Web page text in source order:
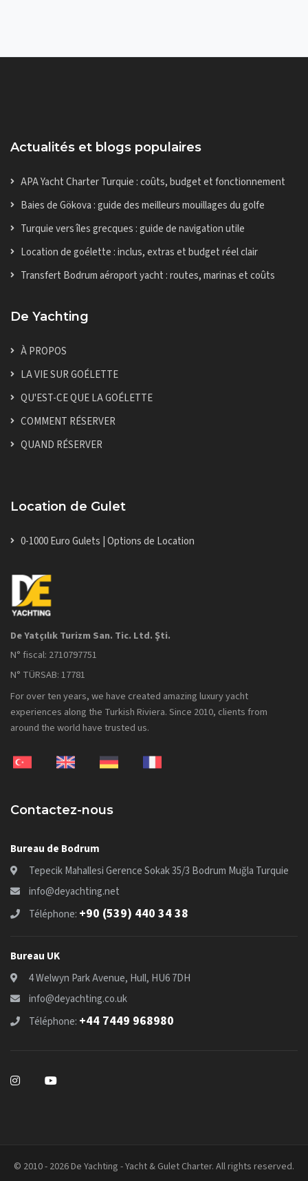
Actualités et blogs populaires
APA Yacht Charter Turquie : coûts, budget et fonctionnement
Baies de Gökova : guide des meilleurs mouillages du golfe
Turquie vers îles grecques : guide de navigation utile
Location de goélette : inclus, extras et budget réel clair
Transfert Bodrum aéroport yacht : routes, marinas et coûts
De Yachting
À PROPOS
LA VIE SUR GOÉLETTE
QU'EST-CE QUE LA GOÉLETTE
COMMENT RÉSERVER
QUAND RÉSERVER
Location de Gulet
0-1000 Euro Gulets | Options de Location
De Yatçılık Turizm San. Tic. Ltd. Şti.
N° fiscal: 2710797751
N° TÜRSAB: 17781
For over ten years, we have created amazing luxury yacht
experiences along the Turkish Riviera. Since 2010, clients from
around the world have trusted us.
Contactez-nous
Bureau de Bodrum
Tepecik Mahallesi Gerence Sokak 35/3 Bodrum Muğla Turquie
info@deyachting.net
Téléphone: +90 (539) 440 34 38
Bureau UK
4 Welwyn Park Avenue, Hull, HU6 7DH
info@deyachting.co.uk
Téléphone: +44 7449 968980
© 2010 - 2026 De Yachting - Yacht & Gulet Charter. All rights reserved.